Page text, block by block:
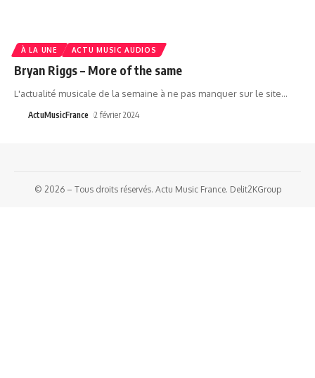
À LA UNE ACTU MUSIC AUDIOS
Bryan Riggs – More of the same
L'actualité musicale de la semaine à ne pas manquer sur le site…
ActuMusicFrance 2 février 2024
© 2026 – Tous droits réservés. Actu Music France. Delit2KGroup